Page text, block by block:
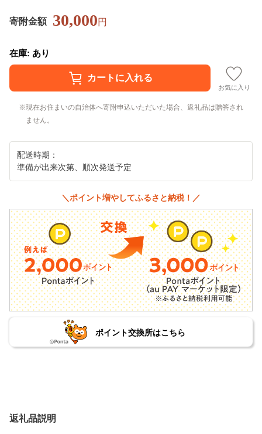
寄附金額 30,000円
在庫: あり
お気に入り
現在お住まいの自治体へ寄附申込いただいた場合、返礼品は贈答され
ません。
配送時期：
準備が出来次第、順次発送予定
＼ポイント増やしてふるさと納税！／
ポイント交換所はこちら
返礼品説明